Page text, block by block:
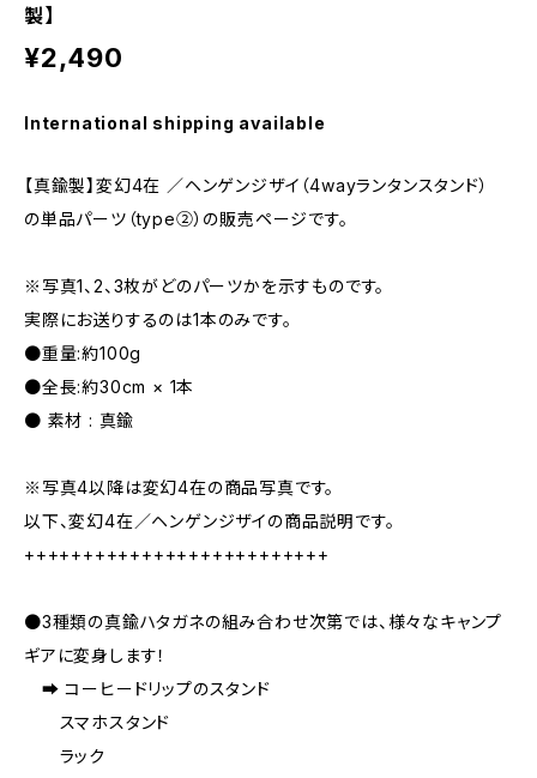
製】
¥2,490
International shipping available
【真鍮製】変幻4在 ／ヘンゲンジザイ（4wayランタンスタンド）
の単品パーツ（type②）の販売ページです。
※写真1、2、3枚がどのパーツかを示すものです。
実際にお送りするのは1本のみです。
●重量:約100g
●全長:約30cm × 1本
● 素材 : 真鍮
※写真4以降は変幻4在の商品写真です。
以下、変幻4在／ヘンゲンジザイの商品説明です。
++++++++++++++++++++++++++
●3種類の真鍮ハタガネの組み合わせ次第では、様々なキャンプ
ギアに変身します！
➡︎ コーヒードリップのスタンド
スマホスタンド
ラック